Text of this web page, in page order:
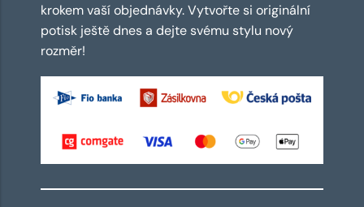
krokem vaší objednávky. Vytvořte si originální
potisk ještě dnes a dejte svému stylu nový
rozměr!